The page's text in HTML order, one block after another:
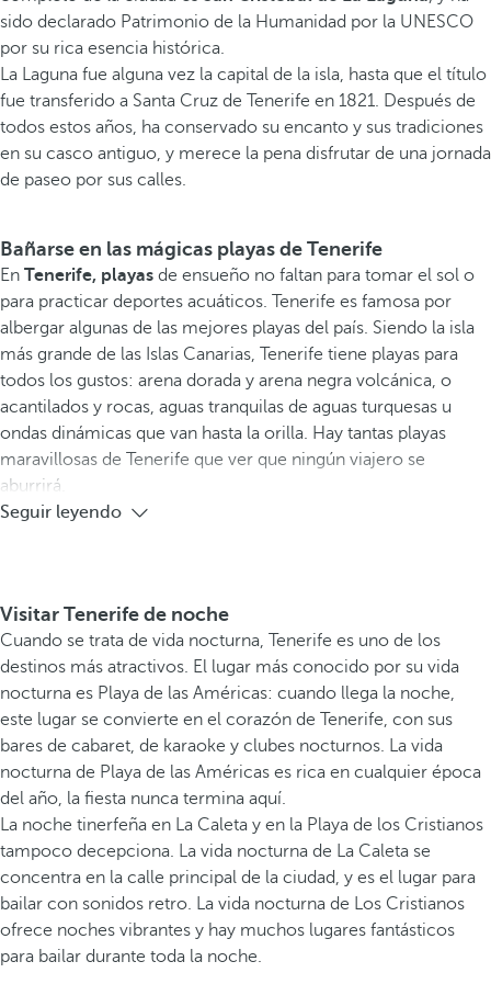
sido declarado Patrimonio de la Humanidad por la UNESCO
por su rica esencia histórica.
La Laguna fue alguna vez la capital de la isla, hasta que el título
fue transferido a Santa Cruz de Tenerife en 1821. Después de
todos estos años, ha conservado su encanto y sus tradiciones
en su casco antiguo, y merece la pena disfrutar de una jornada
de paseo por sus calles.
Bañarse en las mágicas playas de Tenerife
En Tenerife, playas de ensueño no faltan para tomar el sol o
para practicar deportes acuáticos. Tenerife es famosa por
albergar algunas de las mejores playas del país. Siendo la isla
más grande de las Islas Canarias, Tenerife tiene playas para
todos los gustos: arena dorada y arena negra volcánica, o
acantilados y rocas, aguas tranquilas de aguas turquesas u
ondas dinámicas que van hasta la orilla. Hay tantas playas
maravillosas de Tenerife que ver que ningún viajero se
aburrirá.
Seguir leyendo
Visitar Tenerife de noche
Cuando se trata de vida nocturna, Tenerife es uno de los
destinos más atractivos. El lugar más conocido por su vida
nocturna es Playa de las Américas: cuando llega la noche,
este lugar se convierte en el corazón de Tenerife, con sus
bares de cabaret, de karaoke y clubes nocturnos. La vida
nocturna de Playa de las Américas es rica en cualquier época
del año, la fiesta nunca termina aquí.
La noche tinerfeña en La Caleta y en la Playa de los Cristianos
tampoco decepciona. La vida nocturna de La Caleta se
concentra en la calle principal de la ciudad, y es el lugar para
bailar con sonidos retro. La vida nocturna de Los Cristianos
ofrece noches vibrantes y hay muchos lugares fantásticos
para bailar durante toda la noche.